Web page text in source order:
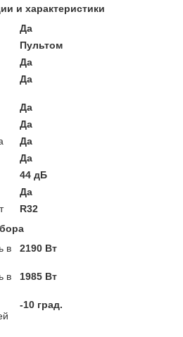
и характеристики
Да
Пультом
Да
Да
Да
Да
Да
Да
44 дБ
Да
R32
в
2190 Вт
в
1985 Вт
-10 град.